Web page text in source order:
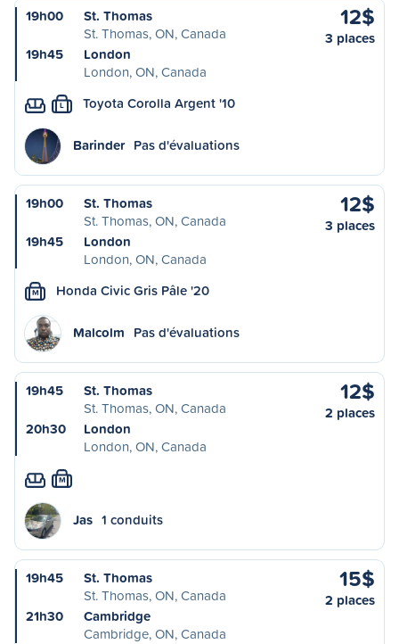
19h00
St. Thomas
St. Thomas, ON, Canada
19h45
London
London, ON, Canada
12$
3 places
L Toyota Corolla Argent '10
Barinder Pas d'évaluations
19h00
St. Thomas
St. Thomas, ON, Canada
19h45
London
London, ON, Canada
12$
3 places
M Honda Civic Gris Pâle '20
Malcolm Pas d'évaluations
19h45
St. Thomas
St. Thomas, ON, Canada
20h30
London
London, ON, Canada
12$
2 places
M
Jas 1 conduits
19h45
St. Thomas
St. Thomas, ON, Canada
21h30
Cambridge
Cambridge, ON, Canada
15$
2 places